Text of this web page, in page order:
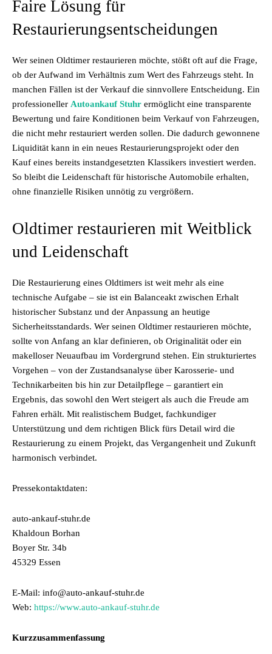
Faire Lösung für
Restaurierungsentscheidungen
Wer seinen Oldtimer restaurieren möchte, stößt oft auf die Frage,
ob der Aufwand im Verhältnis zum Wert des Fahrzeugs steht. In
manchen Fällen ist der Verkauf die sinnvollere Entscheidung. Ein
professioneller Autoankauf Stuhr ermöglicht eine transparente
Bewertung und faire Konditionen beim Verkauf von Fahrzeugen,
die nicht mehr restauriert werden sollen. Die dadurch gewonnene
Liquidität kann in ein neues Restaurierungsprojekt oder den
Kauf eines bereits instandgesetzten Klassikers investiert werden.
So bleibt die Leidenschaft für historische Automobile erhalten,
ohne finanzielle Risiken unnötig zu vergrößern.
Oldtimer restaurieren mit Weitblick
und Leidenschaft
Die Restaurierung eines Oldtimers ist weit mehr als eine
technische Aufgabe – sie ist ein Balanceakt zwischen Erhalt
historischer Substanz und der Anpassung an heutige
Sicherheitsstandards. Wer seinen Oldtimer restaurieren möchte,
sollte von Anfang an klar definieren, ob Originalität oder ein
makelloser Neuaufbau im Vordergrund stehen. Ein strukturiertes
Vorgehen – von der Zustandsanalyse über Karosserie- und
Technikarbeiten bis hin zur Detailpflege – garantiert ein
Ergebnis, das sowohl den Wert steigert als auch die Freude am
Fahren erhält. Mit realistischem Budget, fachkundiger
Unterstützung und dem richtigen Blick fürs Detail wird die
Restaurierung zu einem Projekt, das Vergangenheit und Zukunft
harmonisch verbindet.
Pressekontaktdaten:
auto-ankauf-stuhr.de
Khaldoun Borhan
Boyer Str. 34b
45329 Essen
E-Mail: info@auto-ankauf-stuhr.de
Web: https://www.auto-ankauf-stuhr.de
Kurzzusammenfassung